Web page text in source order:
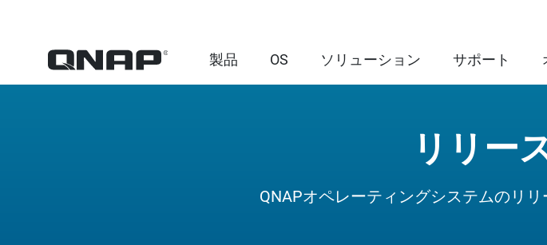
製品 OS ソリューション サポート
リリー
QNAPオペレーティングシステムのリ